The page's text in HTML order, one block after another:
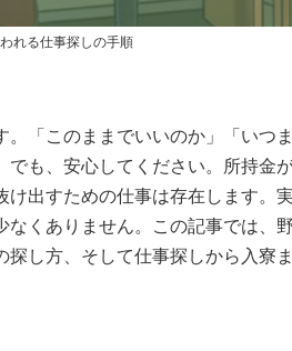
時
れる仕事探しの手順
「このままでいいのか」「いつ
も、安心してください。所持金
出すための仕事は存在します。
くありません。この記事では、
し方、そして仕事探しから入寮